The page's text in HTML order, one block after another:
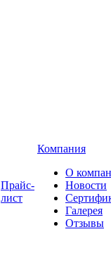
Прайс-
лист
Компания
О
Новости
Галерея
Отзывы